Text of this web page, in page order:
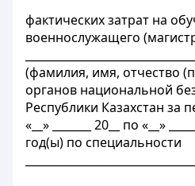
фактических затрат на
военнослужащего
(фамилия, имя, отчество
органов национальной
Республики Казахстан за
«__» _______ 20__ по «__»
год(ы) по специальности